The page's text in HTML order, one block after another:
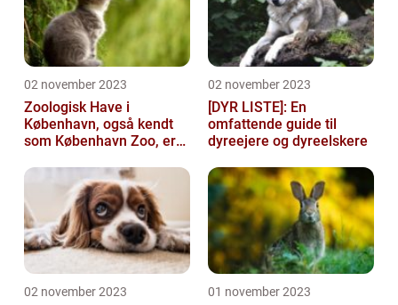
02 november 2023
Zoologisk Have i
København, også kendt
som København Zoo, er
og mest populære ...
02 november 2023
[DYR LISTE]: En
omfattende guide til
dyreejere og dyreelskere
02 november 2023 01 november 2023